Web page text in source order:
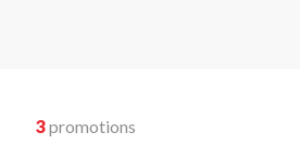
3promotions